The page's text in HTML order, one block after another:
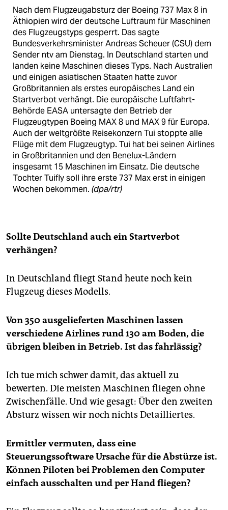
Nach dem Flugzeugabsturz der Boeing 737 Max 8 in
Äthiopien wird der deutsche Luftraum für Maschinen
des Flugzeugstyps gesperrt. Das sagte
Bundesverkehrsminister Andreas Scheuer (CSU) dem
Sender ntv am Dienstag. In Deutschland starten und
landen keine Maschinen dieses Typs. Nach Australien
und einigen asiatischen Staaten hatte zuvor
Großbritannien als erstes europäisches Land ein
Startverbot verhängt. Die europäische Luftfahrt-
Behörde EASA untersagte den Betrieb der
Flugzeugtypen Boeing MAX 8 und MAX 9 für Europa.
Auch der weltgrößte Reisekonzern Tui stoppte alle
Flüge mit dem Flugzeugtyp. Tui hat bei seinen Airlines
in Großbritannien und den Benelux-Ländern
insgesamt 15 Maschinen im Einsatz. Die deutsche
Tochter Tuifly soll ihre erste 737 Max erst in einigen
Wochen bekommen. (dpa/rtr)
Sollte Deutschland auch ein Startverbot
verhängen?
In Deutschland fliegt Stand heute noch kein
Flugzeug dieses Modells.
Von 350 ausgelieferten Maschinen lassen
verschiedene Airlines rund 130 am Boden, die
übrigen bleiben in Betrieb. Ist das fahrlässig?
Ich tue mich schwer damit, das aktuell zu
bewerten. Die meisten Maschinen fliegen ohne
Zwischenfälle. Und wie gesagt: Über den zweiten
Absturz wissen wir noch nichts Detailliertes.
Ermittler vermuten, dass eine
Steuerungssoftware Ursache für die Abstürze ist.
Können Piloten bei Problemen den Computer
einfach ausschalten und per Hand fliegen?